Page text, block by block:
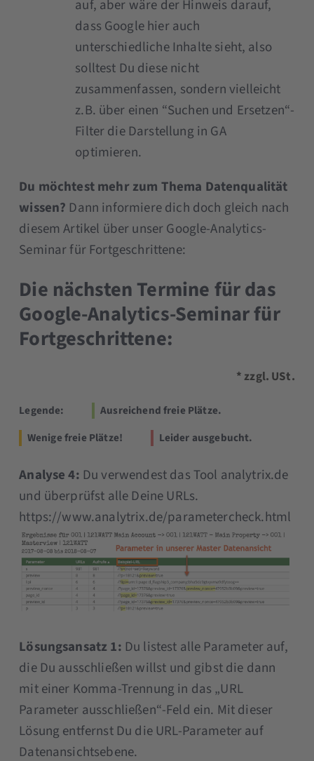
auf, aber wäre der Hinweis darauf,
dass Google hier auch
unterschiedliche Inhalte sieht, also
solltest Du diese nicht
zusammenfassen, sondern vielleicht
z.B. über einen “Suchen und Ersetzen“-
Filter die Darstellung in GA
optimieren.
Du möchtest mehr zum Thema Datenqualität
wissen? Dann informiere dich doch gleich nach
diesem Artikel über unser Google-Analytics-
Seminar für Fortgeschrittene:
Die nächsten Termine für das
Google-Analytics-Seminar für
Fortgeschrittene:
* zzgl. USt.
Legende:
Ausreichend freie Plätze.
Wenige freie Plätze!
Leider ausgebucht.
Analyse 4: Du verwendest das Tool analytrix.de
und überprüfst alle Deine URLs.
https://www.analytrix.de/parametercheck.html
Lösungsansatz 1: Du listest alle Parameter auf,
die Du ausschließen willst und gibst die dann
mit einer Komma-Trennung in das „URL
Parameter ausschließen“-Feld ein. Mit dieser
Lösung entfernst Du die URL-Parameter auf
Datenansichtsebene.